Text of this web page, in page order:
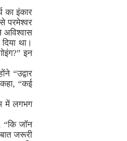
का इंकार
परमेश्वर
था।
इन
“उद्वार
“कई
में लगभग
“कि जॉन
जरूरी